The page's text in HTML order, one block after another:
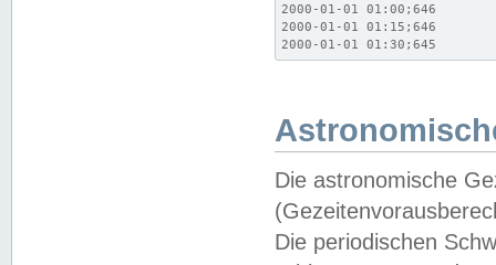
2000-01-01 01:00;646
2000-01-01 01:15;646
2000-01-01 01:30;645
Die astronomische
Die periodischen